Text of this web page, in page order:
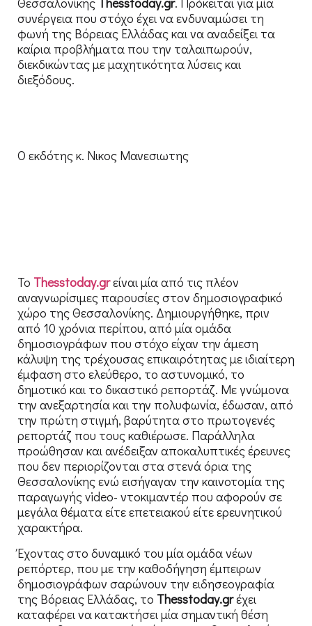
συνέργεια που στόχο έχει να ενδυναμώσει τη
φωνή της Βόρειας Ελλάδας και να αναδείξει τα
καίρια προβλήματα που την ταλαιπωρούν,
διεκδικώντας με μαχητικότητα λύσεις και
διεξόδους.
Ο εκδότης κ. Νικος Μανεσιωτης
Το Thesstoday.grείναι μία από τις πλέον
αναγνωρίσιμες παρουσίες στον δημοσιογραφικό
χώρο της Θεσσαλονίκης. Δημιουργήθηκε, πριν
από 10 χρόνια περίπου, από μία ομάδα
δημοσιογράφων που στόχο είχαν την άμεση
κάλυψη της τρέχουσας επικαιρότητας με ιδιαίτερη
έμφαση στο ελεύθερο, το αστυνομικό, το
δημοτικό και το δικαστικό ρεπορτάζ. Με γνώμονα
την ανεξαρτησία και την πολυφωνία, έδωσαν, από
την πρώτη στιγμή, βαρύτητα στο πρωτογενές
ρεπορτάζ που τους καθιέρωσε. Παράλληλα
προώθησαν και ανέδειξαν αποκαλυπτικές έρευνες
που δεν περιορίζονται στα στενά όρια της
Θεσσαλονίκης ενώ εισήγαγαν την καινοτομία της
παραγωγής video- ντοκιμαντέρ που αφορούν σε
μεγάλα θέματα είτε επετειακού είτε ερευνητικού
χαρακτήρα.
Έχοντας στο δυναμικό του μία ομάδα νέων
ρεπόρτερ, που με την καθοδήγηση έμπειρων
δημοσιογράφων σαρώνουν την ειδησεογραφία
της Βόρειας Ελλάδας, το Thesstoday.grέχει
καταφέρει να κατακτήσει μία σημαντική θέση